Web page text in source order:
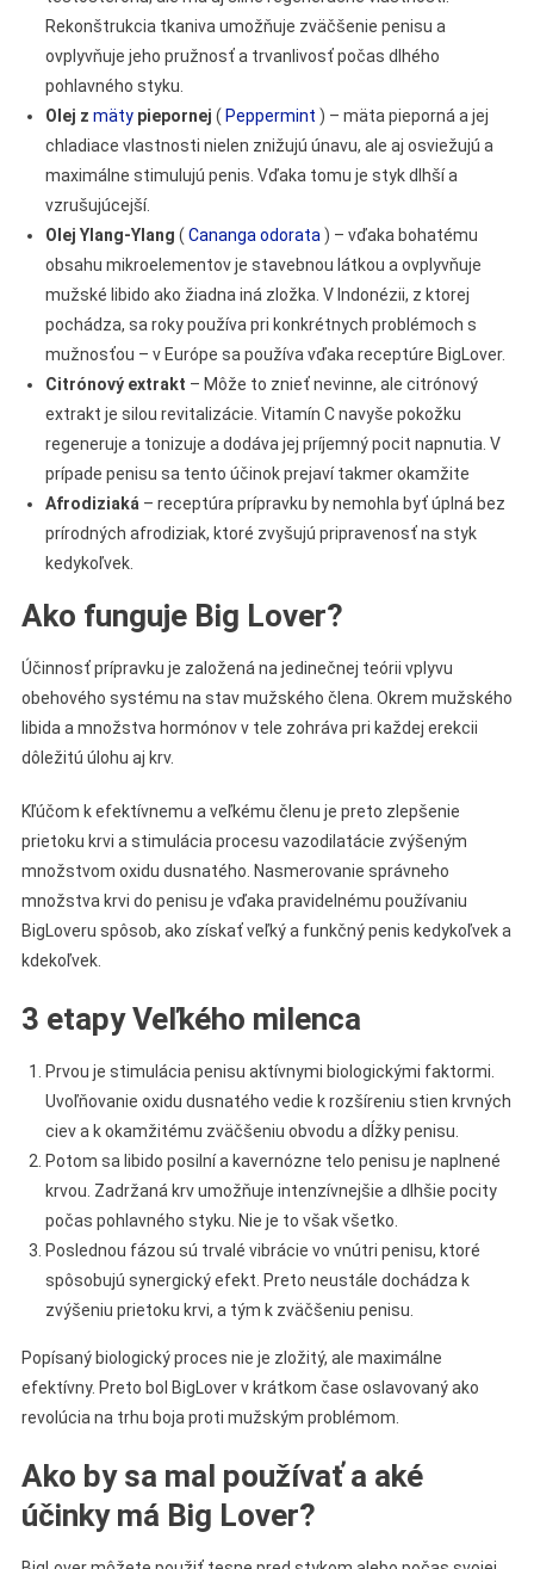
Rekonštrukcia tkaniva umožňuje zväčšenie penisu a
ovplyvňuje jeho pružnosť a trvanlivosť počas dlhého
pohlavného styku.
Olej z mäty piepornej ( Peppermint ) – mäta pieporná a jej
chladiace vlastnosti nielen znižujú únavu, ale aj osviežujú a
maximálne stimulujú penis. Vďaka tomu je styk dlhší a
vzrušujúcejší.
Olej Ylang-Ylang ( Cananga odorata ) – vďaka bohatému
obsahu mikroelementov je stavebnou látkou a ovplyvňuje
mužské libido ako žiadna iná zložka. V Indonézii, z ktorej
pochádza, sa roky používa pri konkrétnych problémoch s
mužnosťou – v Európe sa používa vďaka receptúre BigLover.
Citrónový extrakt – Môže to znieť nevinne, ale citrónový
extrakt je silou revitalizácie. Vitamín C navyše pokožku
regeneruje a tonizuje a dodáva jej príjemný pocit napnutia. V
prípade penisu sa tento účinok prejaví takmer okamžite
Afrodiziaká – receptúra prípravku by nemohla byť úplná bez
prírodných afrodiziak, ktoré zvyšujú pripravenosť na styk
kedykoľvek.
Ako funguje Big Lover?
Účinnosť prípravku je založená na jedinečnej teórii vplyvu
obehového systému na stav mužského člena. Okrem mužského
libida a množstva hormónov v tele zohráva pri každej erekcii
dôležitú úlohu aj krv.
Kľúčom k efektívnemu a veľkému členu je preto zlepšenie
prietoku krvi a stimulácia procesu vazodilatácie zvýšeným
množstvom oxidu dusnatého. Nasmerovanie správneho
množstva krvi do penisu je vďaka pravidelnému používaniu
BigLoveru spôsob, ako získať veľký a funkčný penis kedykoľvek a
kdekoľvek.
3 etapy Veľkého milenca
Prvou je stimulácia penisu aktívnymi biologickými faktormi.
Uvoľňovanie oxidu dusnatého vedie k rozšíreniu stien krvných
ciev a k okamžitému zväčšeniu obvodu a dĺžky penisu.
Potom sa libido posilní a kavernózne telo penisu je naplnené
krvou. Zadržaná krv umožňuje intenzívnejšie a dlhšie pocity
počas pohlavného styku. Nie je to však všetko.
Poslednou fázou sú trvalé vibrácie vo vnútri penisu, ktoré
spôsobujú synergický efekt. Preto neustále dochádza k
zvýšeniu prietoku krvi, a tým k zväčšeniu penisu.
Popísaný biologický proces nie je zložitý, ale maximálne
efektívny. Preto bol BigLover v krátkom čase oslavovaný ako
revolúcia na trhu boja proti mužským problémom.
Ako by sa mal používať a aké
účinky má Big Lover?